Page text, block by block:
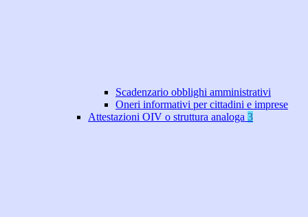
Scadenzario obblighi amministrativi
Oneri informativi per cittadini e imprese
Attestazioni OIV o struttura analoga 3